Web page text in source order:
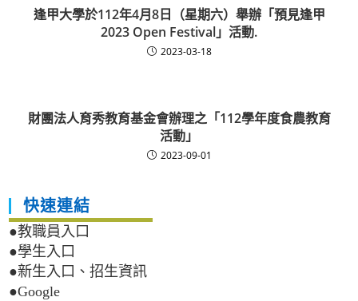
逢甲大學於112年4月8日（星期六）舉辦「預見逢甲
2023 Open Festival」活動.
2023-03-18
財團法人育秀教育基金會辦理之「112學年度食農教育
活動」
2023-09-01
快速連結
●教職員入口
●學生入口
●新生入口、招生資訊
●Google